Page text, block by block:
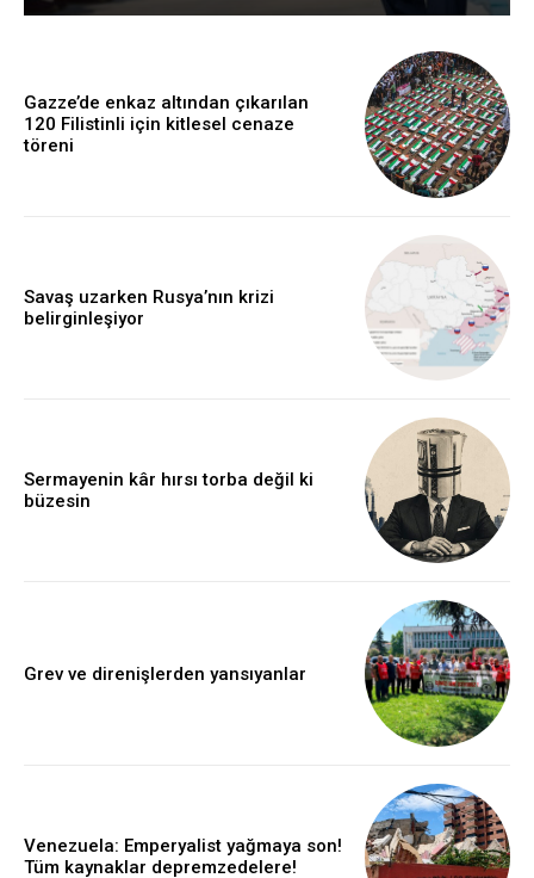
Gazze’de enkaz altından çıkarılan
120 Filistinli için kitlesel cenaze
töreni
Savaş uzarken Rusya’nın krizi
belirginleşiyor
Sermayenin kâr hırsı torba değil ki
büzesin
Grev ve direnişlerden yansıyanlar
Venezuela: Emperyalist yağmaya son!
Tüm kaynaklar depremzedelere!